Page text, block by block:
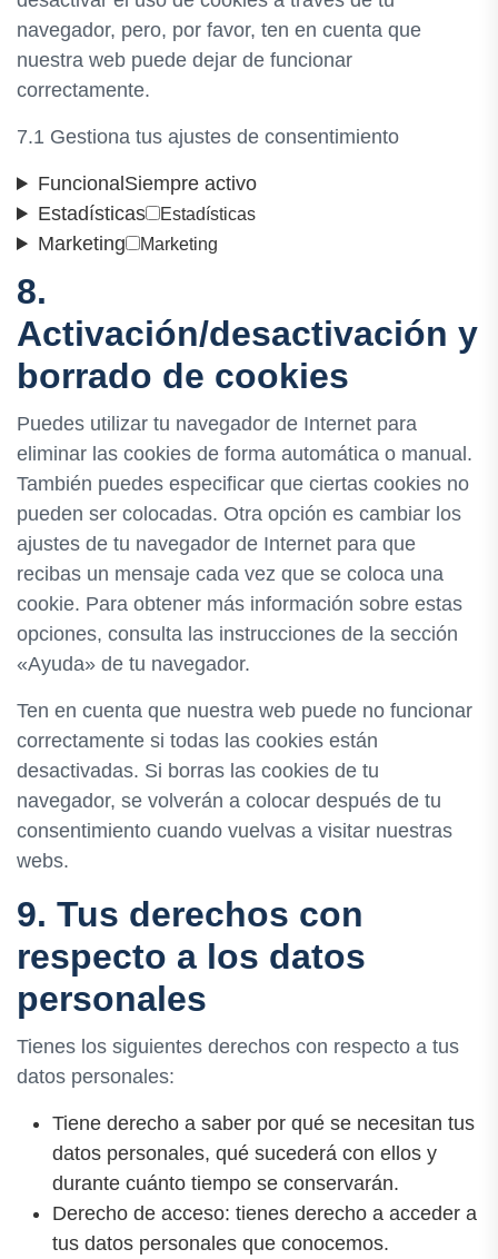
navegador, pero, por favor, ten en cuenta que
nuestra web puede dejar de funcionar
correctamente.
7.1 Gestiona tus ajustes de consentimiento
Funcional Siempre activo
Estadísticas
Estadísticas
Marketing Marketing
8.
Activación/desactivación y
borrado de cookies
Puedes utilizar tu navegador de Internet para
eliminar las cookies de forma automática o manual.
También puedes especificar que ciertas cookies no
pueden ser colocadas. Otra opción es cambiar los
ajustes de tu navegador de Internet para que
recibas un mensaje cada vez que se coloca una
cookie. Para obtener más información sobre estas
opciones, consulta las instrucciones de la sección
«Ayuda» de tu navegador.
Ten en cuenta que nuestra web puede no funcionar
correctamente si todas las cookies están
desactivadas. Si borras las cookies de tu
navegador, se volverán a colocar después de tu
consentimiento cuando vuelvas a visitar nuestras
webs.
9. Tus derechos con
respecto a los datos
personales
Tienes los siguientes derechos con respecto a tus
datos personales:
Tiene derecho a saber por qué se necesitan tus
datos personales, qué sucederá con ellos y
durante cuánto tiempo se conservarán.
Derecho de acceso: tienes derecho a acceder a
tus datos personales que conocemos.